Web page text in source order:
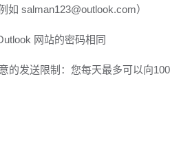
salman123@outlook.com）
网站的密码相同
发送限制：您每天最多可以向